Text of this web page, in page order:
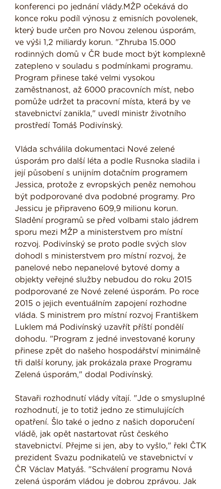
konferenci po jednání vlády.MŽP očekává do
konce roku podíl výnosu z emisních povolenek,
který bude určen pro Novou zelenou úsporám,
ve výši 1,2 miliardy korun. "Zhruba 15.000
rodinných domů v ČR bude moct být komplexně
zatepleno v souladu s podmínkami programu.
Program přinese také velmi vysokou
zaměstnanost, až 6000 pracovních míst, nebo
pomůže udržet ta pracovní místa, která by ve
stavebnictví zanikla," uvedl ministr životního
prostředí Tomáš Podivínský.
Vláda schválila dokumentaci Nové zelené
úsporám pro další léta a podle Rusnoka sladila i
její působení s unijním dotačním programem
Jessica, protože z evropských peněz nemohou
být podporované dva podobné programy. Pro
Jessicu je připraveno 609,9 milionu korun.
Sladění programů se před volbami stalo jádrem
sporu mezi MŽP a ministerstvem pro místní
rozvoj. Podivínský se proto podle svých slov
dohodl s ministerstvem pro místní rozvoj, že
panelové nebo nepanelové bytové domy a
objekty veřejné služby nebudou do roku 2015
podporované ze Nové zelené úsporám. Po roce
2015 o jejich eventuálním zapojení rozhodne
vláda. S ministrem pro místní rozvoj Františkem
Luklem má Podivínský uzavřít příští pondělí
dohodu. "Program z jedné investované koruny
přinese zpět do našeho hospodářství minimálně
tři další koruny, jak prokázala praxe Programu
Zelená úsporám," dodal Podivínský.
Stavaři rozhodnutí vlády vítají. "Jde o smysluplné
rozhodnutí, je to totiž jedno ze stimulujících
opatření. Šlo také o jedno z našich doporučení
vládě, jak opět nastartovat růst českého
stavebnictví. Přejme si jen, aby to vyšlo," řekl ČTK
prezident Svazu podnikatelů ve stavebnictví v
ČR Václav Matyáš. "Schválení programu Nová
zelená úsporám vládou je dobrou zprávou. Jak